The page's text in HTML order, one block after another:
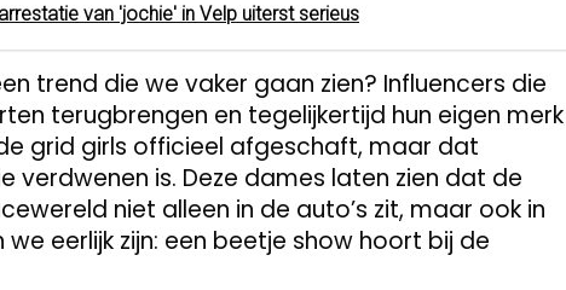
van 'jochie' in Velp uiterst serieus
trend die we vaker gaan zien? Influencers die
terugbrengen en tegelijkertijd hun eigen merk
grid girls officieel afgeschaft, maar dat
is. Deze dames laten zien dat de
niet alleen in de auto’s zit, maar ook in
eerlijk zijn: een beetje show hoort bij de